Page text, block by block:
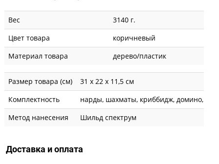
Вес
3140 г.
Цвет товара
коричневый
Материал товара
дерево/пластик
Размер товара (см)
31 х 22 х 11,5 см
Комплектность
нарды, шахматы, криббидж, домино,
Метод нанесения
Шильд спектрум
Доставка и оплата